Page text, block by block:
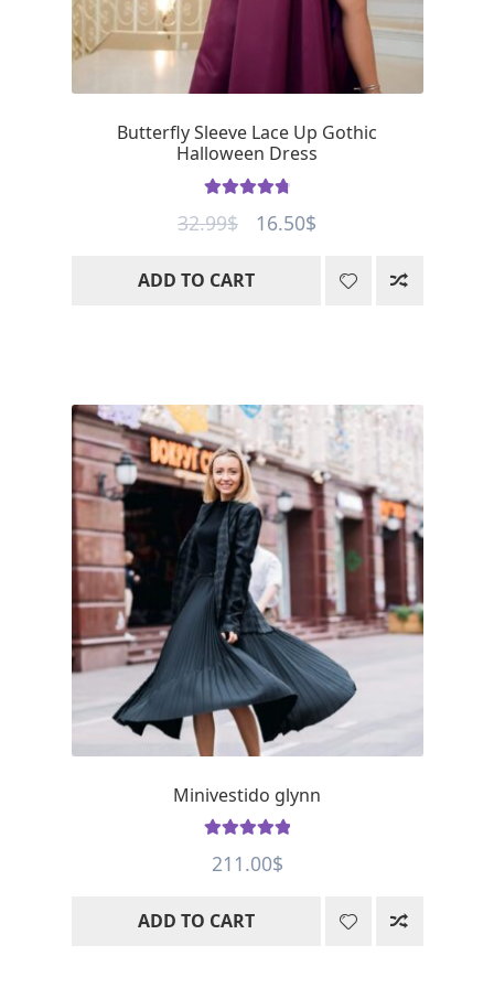
Butterfly Sleeve Lace Up Gothic
Halloween Dress
out of 5
32.99$
Original
was:
16.50$Current
ADD TO CART
Minivestido glynn
of 5
211.00$
ADD TO CART